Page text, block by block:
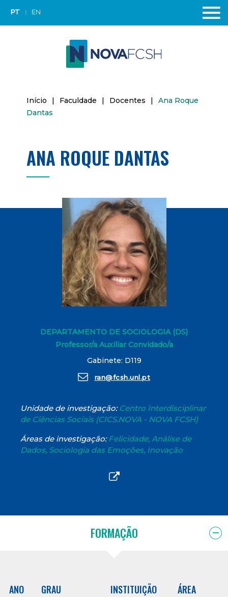
PT EN
Início | Faculdade | Docentes |
Ana Roque
Dantas
ANA ROQUE DANTAS
DEPARTAMENTO DE SOCIOLOGIA (DS)
Professor/a Auxiliar Convidado/a
Gabinete: D119
ran@fcsh.unl.pt
Unidade de investigação: Centro Interdisciplinar
de Ciências Sociais (CICS.NOVA - NOVA FCSH)
Áreas de investigação:Felicidade, Análise de
Dados, Sociologia das Emoções, Inovação
FORMAÇÃO
ANO GRAU INSTITUIÇÃO ÁREA